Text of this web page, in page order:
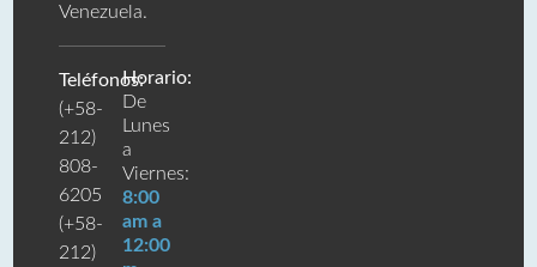
Venezuela.
Teléfonos:
(+58-
212)
808-
6205
(+58-
212)
Horario:
De
Lunes
a
Viernes:
8:00
am a
12:00